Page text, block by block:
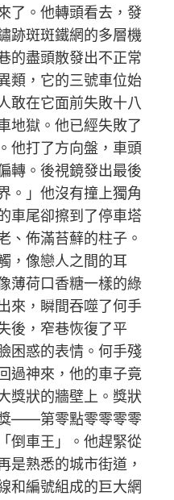
了。他轉頭看去，發
跡斑斑鐵網的多層機
的盡頭散發出不正常
類，它的三號車位始
敢在它面前失敗十八
地獄。他已經失敗了
他打了方向盤，車頭
轉。後視鏡發出最後
。」他沒有撞上獨角
車尾卻擦到了停車塔
、佈滿苔蘚的柱子。
，像戀人之間的耳
薄荷口香糖一樣的綠
來，瞬間吞噬了何手
後，窄巷恢復了平
困惑的表情。何手殘
過神來，他的車子竟
獎狀的牆壁上。獎狀
——第零點零零零零
倒車王」。他趕緊從
是熟悉的城市街道，
和編號組成的巨大網